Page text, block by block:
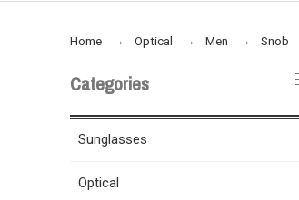
Home Optical Men Snob
Categories
Sunglasses
Optical